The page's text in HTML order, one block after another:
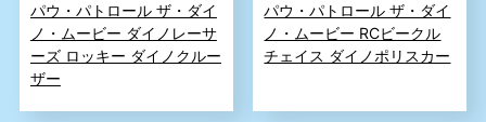
パウ・パトロール ザ・ダイ
ノ・ムービー ダイノレーサ
ーズ ロッキー ダイノクルー
ザー
パウ・パトロール ザ・ダイ
ノ・ムービー RCビークル
チェイス ダイノポリスカー